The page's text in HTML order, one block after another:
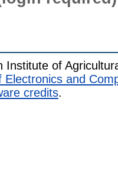
Institute of
Electronics and
credits.